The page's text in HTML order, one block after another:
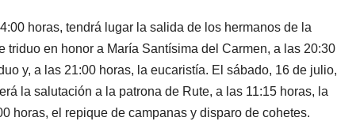
horas, tendrá lugar la salida de los hermanos de la
en honor a María Santísima del Carmen, a las 20:30
y, a las 21:00 horas, la eucaristía. El sábado, 16 de julio,
la salutación a la patrona de Rute, a las 11:15 horas, la
horas, el repique de campanas y disparo de cohetes.